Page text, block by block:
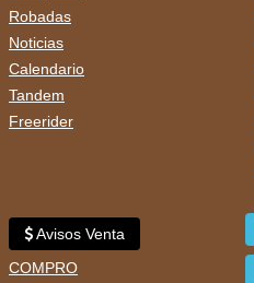
Robadas
Noticias
Calendario
Tandem
Freerider
Avisos Venta
COMPRO